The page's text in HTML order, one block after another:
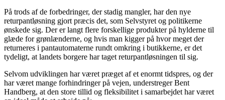
På trods af de forbedringer, der stadig mangler, har den nye
returpantløsning gjort præcis det, som Selvstyret og politikerne
ønskede sig. Der er langt flere forskellige produkter på hylderne til
glæde for grønlænderne, og hvis man kigger på hvor meget der
returneres i pantautomaterne rundt omkring i butikkerne, er det
tydeligt, at landets borgere har taget returpantløsningen til sig.
Selvom udviklingen har været præget af et enormt tidspres, og der
har været mange forhindringer på vejen, understreger Bent
Handberg, at den store tillid og fleksibilitet i samarbejdet har været